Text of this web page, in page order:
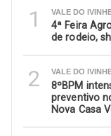
1 VALE DO
4ª Feira
de rodeio,
2 VALE DO
8ºBPM
preventivo
Nova Casa